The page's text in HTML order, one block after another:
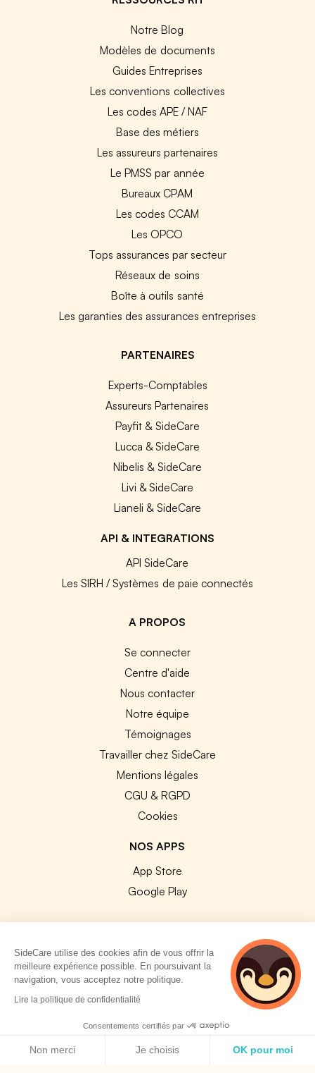
Notre Blog
Modèles de documents
Guides Entreprises
Les conventions collectives
Les codes APE / NAF
Base des métiers
Les assureurs partenaires
Le PMSS par année
Bureaux CPAM
Les codes CCAM
Les OPCO
Tops assurances par secteur
Réseaux de soins
Boîte à outils santé
Les garanties des assurances entreprises
PARTENAIRES
Experts-Comptables
Assureurs Partenaires
Payfit & SideCare
Lucca & SideCare
Nibelis & SideCare
Livi & SideCare
Lianeli & SideCare
API & INTEGRATIONS
API SideCare
Les SIRH / Systèmes de paie connectés
A PROPOS
Se connecter
Centre d'aide
Nous contacter
Notre équipe
Témoignages
Travailler chez SideCare
Mentions légales
CGU & RGPD
Cookies
NOS APPS
App Store
Google Play
© 2026 SideCare. Tous droits réservés.
SideCare utilise des cookies afin de vous offrir la
meilleure expérience possible. En poursuivant la
navigation, vous acceptez notre politique.
Lire la politique de confidentialité
Consentements certifiés par
Non merci Je choisis OK pour moi
4 personnes
consultent
actuellement cette